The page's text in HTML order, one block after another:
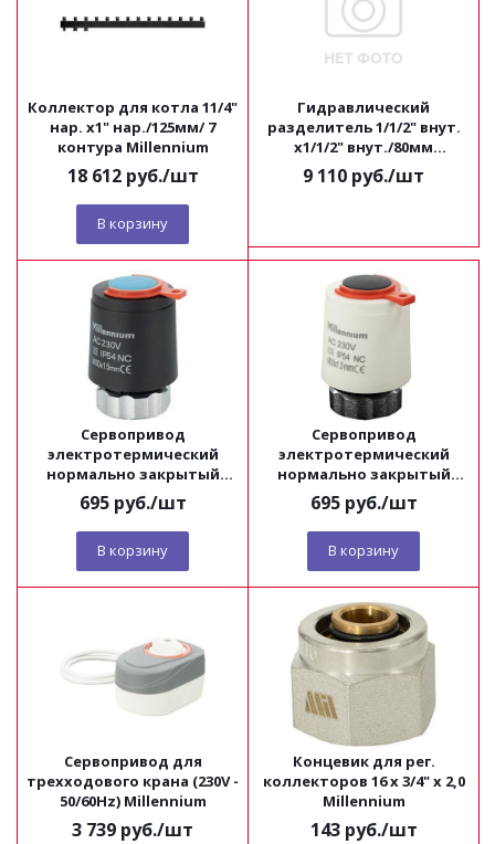
Коллектор для котла 11/4"
нар. х1" нар./125мм/ 7
контура Millennium
18 612руб./шт
В корзину
Гидравлический
разделитель 1/1/2" внут.
х1/1/2" внут./80мм
Millennium
9 110 руб./шт
Сервопривод
электротермический
нормально закрытый
Millennium для
коллекторных групп
чёрный
695руб./шт
В корзину
Сервопривод
электротермический
нормально закрытый
Millennium для
коллекторных групп
белый
695руб./шт
В корзину
Сервопривод для
трехходового крана (230V -
50/60Hz) Millennium
3 739 руб./шт
Концевик для рег.
коллекторов 16 х 3/4" х 2,0
Millennium
143руб./шт